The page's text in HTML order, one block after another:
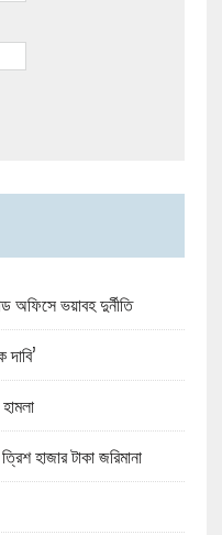
অফিসে ভয়াবহ দুর্নীতি
হাজার টাকা জরিমানা